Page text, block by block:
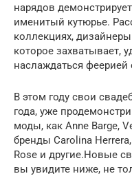
нарядов
именитый кутюрье.
коллекциях,
которое захватывает,
наслаждаться
В этом году свои
года, уже
моды, как Anne Barge,
бренды Carolina
Rose и другие.Новые
вы увидите ниже, не